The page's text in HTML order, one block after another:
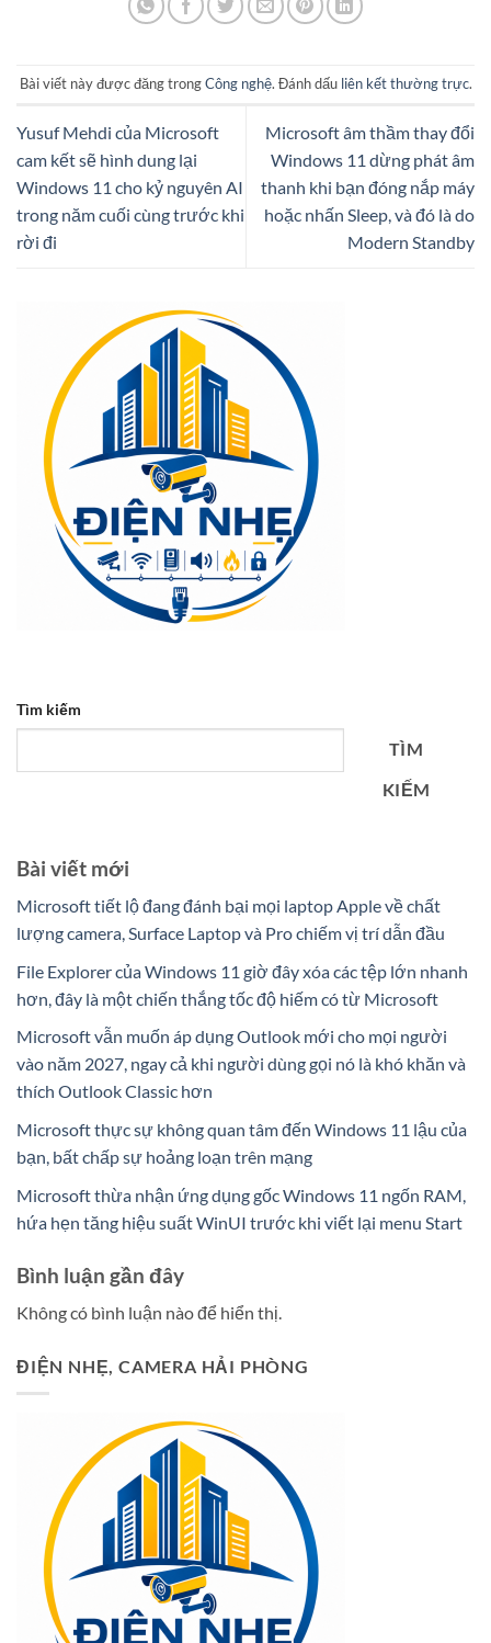
Bài viết này được đăng trongCông nghệ. Đánh dấu liên kết thường trực.
Yusuf Mehdi của Microsoft
cam kết sẽ hình dung lại
Windows 11 cho kỷ nguyên AI
trong năm cuối cùng trước khi
rời đi
Microsoft âm thầm thay đổi
Windows 11 dừng phát âm
thanh khi bạn đóng nắp máy
hoặc nhấn Sleep, và đó là do
Modern Standby
Tìm kiếm
TÌM
KIẾM
Bài viết mới
Microsoft tiết lộ đang đánh bại mọi laptop Apple về chất
lượng camera, Surface Laptop và Pro chiếm vị trí dẫn đầu
File Explorer của Windows 11 giờ đây xóa các tệp lớn nhanh
hơn, đây là một chiến thắng tốc độ hiếm có từ Microsoft
Microsoft vẫn muốn áp dụng Outlook mới cho mọi người
vào năm 2027, ngay cả khi người dùng gọi nó là khó khăn và
thích Outlook Classic hơn
Microsoft thực sự không quan tâm đến Windows 11 lậu của
bạn, bất chấp sự hoảng loạn trên mạng
Microsoft thừa nhận ứng dụng gốc Windows 11 ngốn RAM,
hứa hẹn tăng hiệu suất WinUI trước khi viết lại menu Start
Bình luận gần đây
Không có bình luận nào để hiển thị.
ĐIỆN NHẸ, CAMERA HẢI PHÒNG